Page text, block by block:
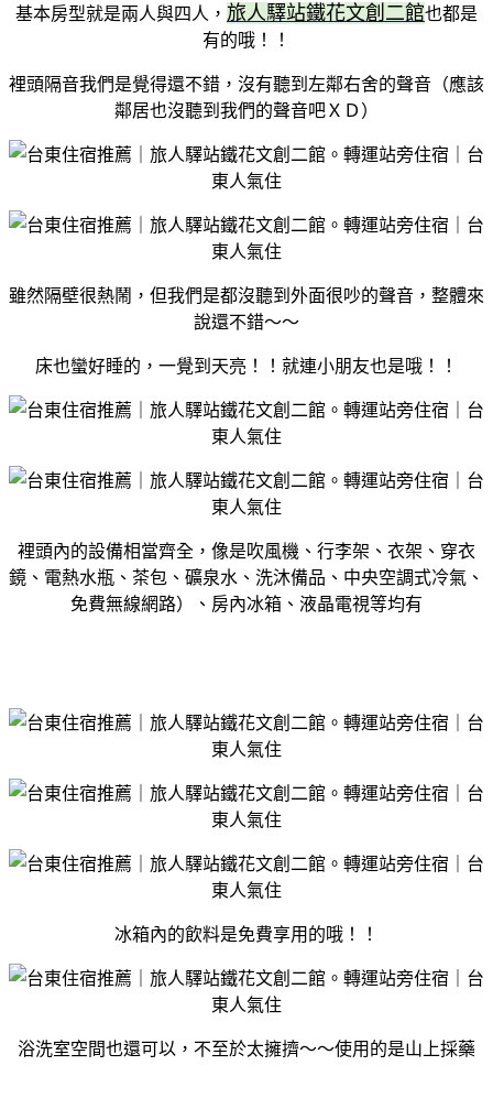
基本房型就是兩人與四人， 旅人驛站鐵花文創二館也都是
有的哦！！
裡頭隔音我們是覺得還不錯，沒有聽到左鄰右舍的聲音（應該
鄰居也沒聽到我們的聲音吧ＸＤ）
雖然隔壁很熱鬧，但我們是都沒聽到外面很吵的聲音，整體來
說還不錯～～
床也蠻好睡的，一覺到天亮！！就連小朋友也是哦！！
裡頭內的設備相當齊全，像是吹風機、行李架、衣架、穿衣
鏡、電熱水瓶、茶包、礦泉水、洗沐備品、中央空調式冷氣、
免費無線網路）、房內冰箱、液晶電視等均有
冰箱內的飲料是免費享用的哦！！
浴洗室空間也還可以，不至於太擁擠～～使用的是山上採藥